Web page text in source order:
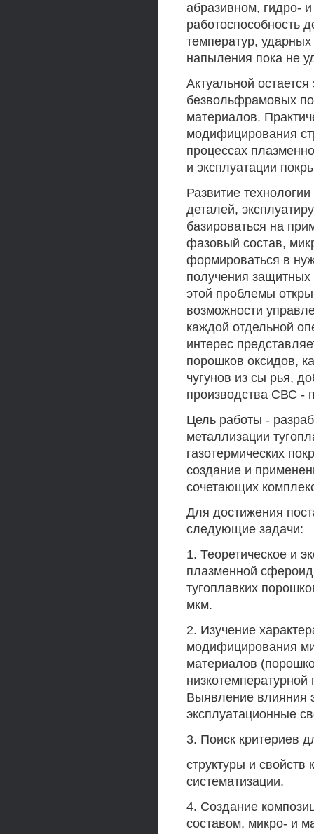
абразивном, гидро-
работоспособность
температур,
напыления пока не
Актуальной
безвольфрамовых
материалов.
модифицирования
процессах
и эксплуатации
Развитие
деталей,
базироваться на
фазовый состав,
формироваться в
получения защитных
этой проблемы
возможности
каждой отдельной
интерес
порошков оксидов,
чугунов из сы рья,
производства СВС -
Цель работы -
металлизации
газотермических
создание и
сочетающих
Для достижения
следующие задачи:
1. Теоретическое и
плазменной
тугоплавких
мкм.
2. Изучение
модифицирования
материалов
низкотемпературной
Выявление влияния
эксплуатационные
3. Поиск критериев
структуры и
систематизации.
4. Создание
составом, микро- и